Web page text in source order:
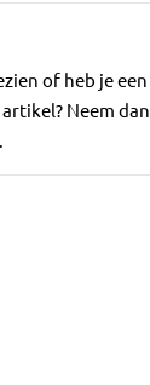
of heb je een
Neem dan